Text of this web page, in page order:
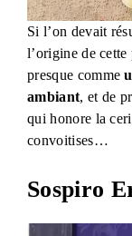
Si l’on devait
l’origine de
presque comme
ambiant, et de
qui honore la
convoitises…
Sospiro